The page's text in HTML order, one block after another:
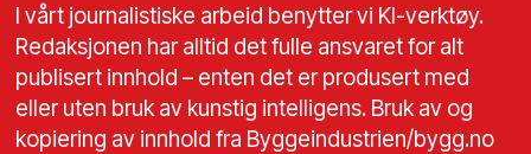
I vårt journalistiske arbeid benytter vi KI-verktøy.
Redaksjonen har alltid det fulle ansvaret for alt
publisert innhold – enten det er produsert med
eller uten bruk av kunstig intelligens. Bruk av og
kopiering av innhold fra Byggeindustrien/bygg.no